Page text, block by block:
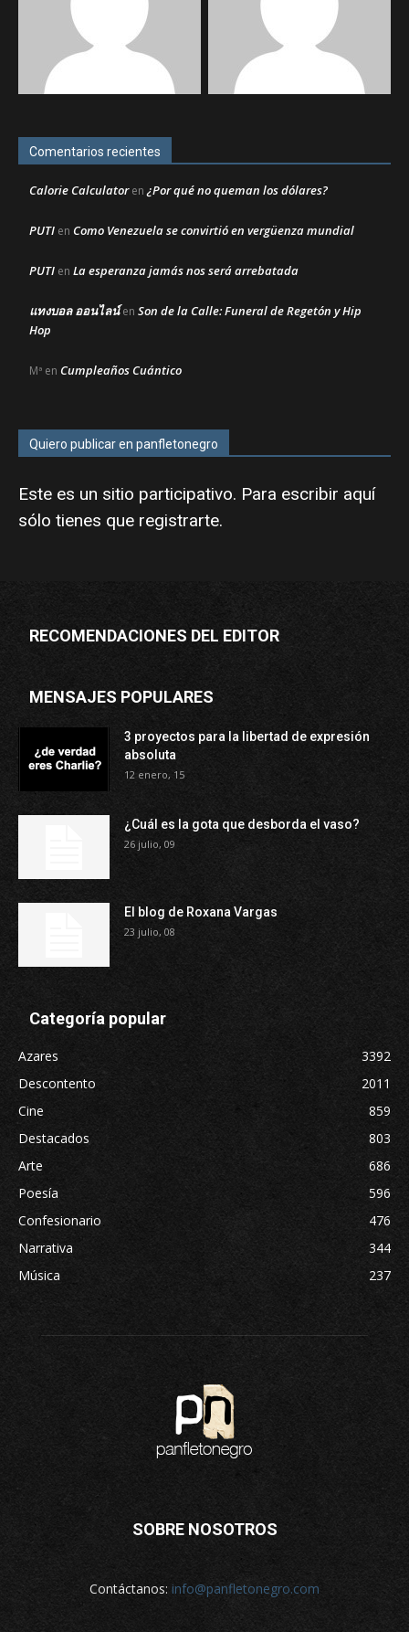
Comentarios recientes
Calorie Calculatoren¿Por qué no queman los dólares?
PUTI en Como Venezuela se convirtió en vergüenza mundial
PUTI en La esperanza jamás nos será arrebatada
แทงบอล ออนไลน์en Son de la Calle: Funeral de Regetón y Hip
Hop
Mª en Cumpleaños Cuántico
Quiero publicar en panfletonegro
Este es un sitio participativo. Para escribir aquí
sólo tienes que registrarte.
RECOMENDACIONES DEL EDITOR
MENSAJES POPULARES
3 proyectos para la libertad de expresión
absoluta
12 enero, 15
¿Cuál es la gota que desborda el vaso?
26 julio, 09
El blog de Roxana Vargas
23 julio, 08
Categoría popular
Azares
3392
Descontento
2011
Cine
859
Destacados
803
Arte
686
Poesía
596
Confesionario
476
Narrativa
344
Música
237
SOBRE NOSOTROS
Contáctanos: info@panfletonegro.com